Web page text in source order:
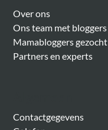
Over ons
Ons team met bloggers
Mamabloggers gezocht
Partners en experts
Contactgegevens